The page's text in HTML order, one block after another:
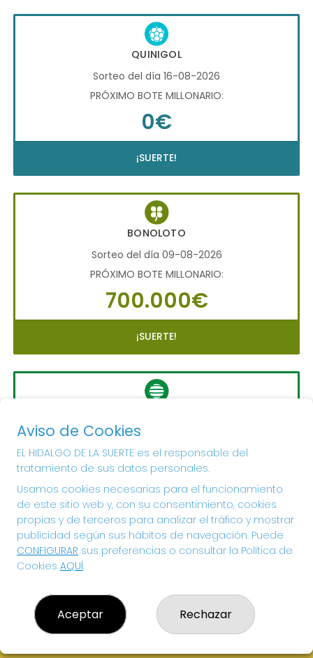
QUINIGOL
Sorteo del día 16-08-2026
PRÓXIMO BOTE MILLONARIO:
0€
¡SUERTE!
BONOLOTO
Sorteo del día 09-08-2026
PRÓXIMO BOTE MILLONARIO:
700.000€
¡SUERTE!
Sorteo del día 10-08-2026
PRÓXIMO BOTE MILLONARIO:
56.000.000€
¡SUERTE!
Aviso de Cookies
EL HIDALGO DE LA SUERTE es el responsable del
tratamiento de sus datos personales.
Usamos cookies necesarias para el funcionamiento
de este sitio web y, con su consentimiento, cookies
propias y de terceros para analizar el tráfico y mostrar
publicidad según sus hábitos de navegación. Puede
CONFIGURAR sus preferencias o consultar la Política de
Cookies AQUÍ.
Aceptar Rechazar